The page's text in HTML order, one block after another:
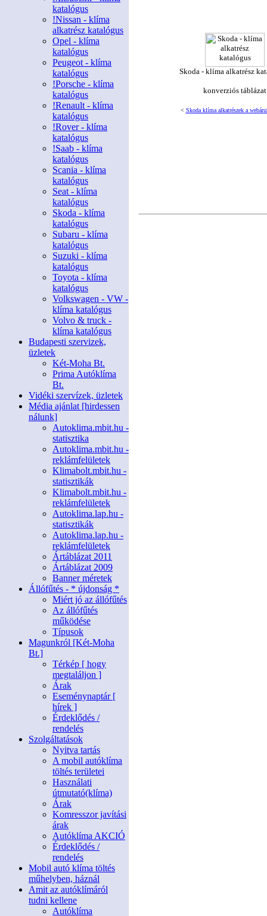
katalógus
!Nissan - klíma
alkatrész katalógus
Opel - klíma
katalógus
Peugeot - klíma
katalógus
!Porsche - klíma
katalógus
!Renault - klíma
katalógus
!Rover - klíma
katalógus
!Saab - klíma
katalógus
Scania - klíma
katalógus
Seat - klíma
katalógus
Skoda - klíma
katalógus
Subaru - klíma
katalógus
Suzuki - klíma
katalógus
Toyota - klíma
katalógus
Volkswagen - VW -
klíma katalógus
Volvo & truck -
klíma katalógus
Budapesti szervizek,
üzletek
Két-Moha Bt.
Prima Autóklíma
Bt.
Vidéki szervízek, üzletek
Média ajánlat [hirdessen
nálunk]
Autoklima.mbit.hu -
statisztika
Autoklima.mbit.hu -
reklámfelületek
Klimabolt.mbit.hu -
statisztikák
Klimabolt.mbit.hu -
reklámfelületek
Autoklima.lap.hu -
statisztikák
Autoklima.lap.hu -
reklámfelületek
Ártáblázat 2011
Ártáblázat 2009
Banner méretek
Állófűtés - * újdonság *
Miért jó az állófűtés
Az állófűtés
működése
Típusok
Magunkról [Két-Moha
Bt.]
Térkép [ hogy
megtaláljon ]
Árak
Eseménynaptár [
hírek ]
Érdeklődés /
rendelés
Szolgáltatások
Nyitva tartás
A mobil autóklíma
töltés területei
Használati
útmutató(klíma)
Árak
Komresszor javítási
árak
Autóklíma AKCIÓ
Érdeklődés /
rendelés
Mobil autó klíma töltés
műhelyben, háznál
Amit az autóklímáról
tudni kellene
Autóklíma
Skoda - klíma alkatrész
konverziós táblázat
< Skoda klíma alkatrészek a